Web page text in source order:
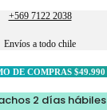
+569 7122 2038
Envíos a todo chile
DE COMPRAS $49.990
2 días hábiles